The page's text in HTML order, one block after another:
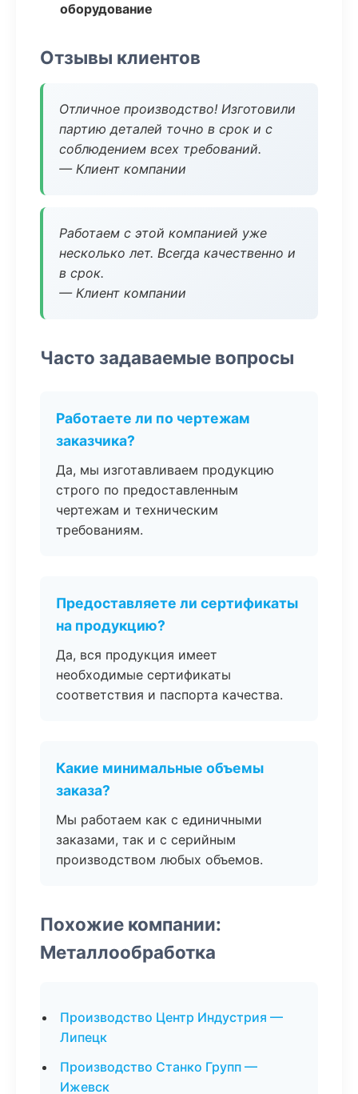
оборудование
Отзывы клиентов
Отличное производство! Изготовили
партию деталей точно в срок и с
соблюдением всех требований.
— Клиент компании
Работаем с этой компанией уже
несколько лет. Всегда качественно и
в срок.
— Клиент компании
Часто задаваемые вопросы
Работаете ли по чертежам
заказчика?
Да, мы изготавливаем продукцию
строго по предоставленным
чертежам и техническим
требованиям.
Предоставляете ли сертификаты
на продукцию?
Да, вся продукция имеет
необходимые сертификаты
соответствия и паспорта качества.
Какие минимальные объемы
заказа?
Мы работаем как с единичными
заказами, так и с серийным
производством любых объемов.
Похожие компании:
Металлообработка
Производство Центр Индустрия —
Липецк
Производство Станко Групп —
Ижевск